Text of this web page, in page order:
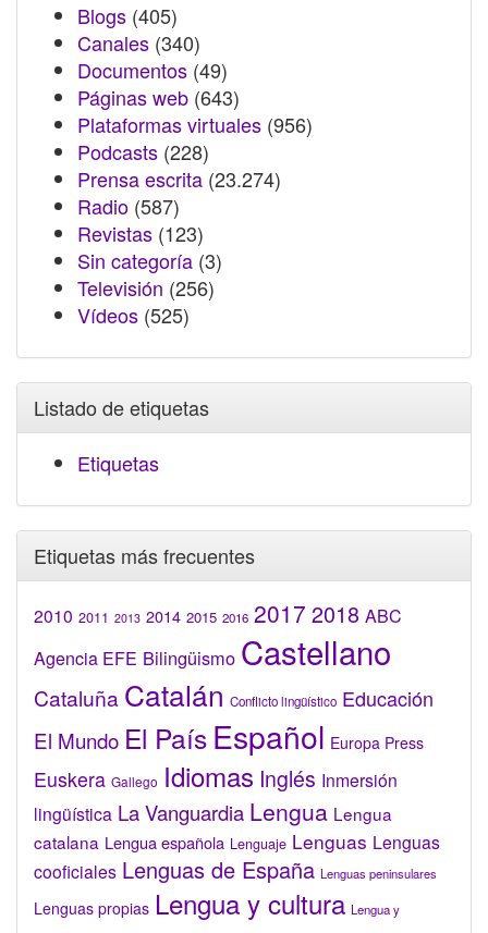
Blogs (405)
Canales (340)
Documentos (49)
Páginas web (643)
Plataformas virtuales (956)
Podcasts (228)
Prensa escrita (23.274)
Radio (587)
Revistas (123)
Sin categoría (3)
Televisión (256)
Vídeos (525)
Listado de etiquetas
Etiquetas
Etiquetas más frecuentes
2010 2011 2013 2014 2015 2016 2017 2018 ABC
Agencia EFE Bilingüismo Castellano
Cataluña Catalán Conflicto lingüístico Educación
El Mundo El País Español Europa Press
Euskera Gallego Idiomas Inglés Inmersión
lingüística La Vanguardia Lengua Lengua
catalana Lengua española Lenguaje Lenguas Lenguas
cooficiales Lenguas de España Lenguas peninsulares
Lenguas propias Lengua y cultura Lengua y